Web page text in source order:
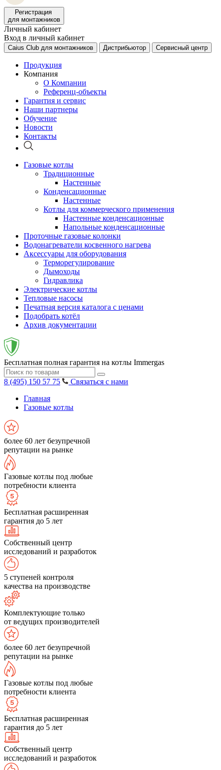
Регистрация
для монтажников
Личный кабинет
Вход в личный кабинет
Caius Club для монтажников Дистрибьютор Сервисный центр
Продукция
Компания
О Компании
Референц-объекты
Гарантия и сервис
Наши партнеры
Обучение
Новости
Контакты
Газовые котлы
Традиционные
Настенные
Конденсационные
Настенные
Котлы для коммерческого применения
Настенные конденсационные
Напольные конденсационные
Проточные газовые колонки
Водонагреватели косвенного нагрева
Аксессуары для оборудования
Терморегулирование
Дымоходы
Гидравлика
Электрические котлы
Тепловые насосы
Печатная версия каталога с ценами
Подобрать котёл
Архив документации
Бесплатная полная гарантия на котлы Immergas
8 (495) 150 57 75
Связаться с нами
Главная
Газовые котлы
более 60 лет безупречной
репутации на рынке
Газовые котлы под любые
потребности клиента
Бесплатная расширенная
гарантия до 5 лет
Собственный центр
исследований и разработок
5 ступеней контроля
качества на производстве
Комплектующие только
от ведущих производителей
более 60 лет безупречной
репутации на рынке
Газовые котлы под любые
потребности клиента
Бесплатная расширенная
гарантия до 5 лет
Собственный центр
исследований и разработок